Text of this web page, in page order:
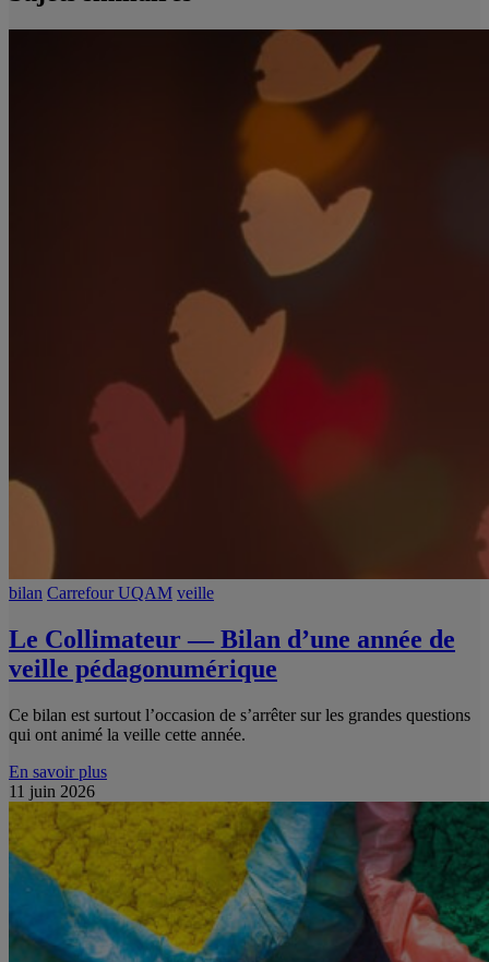
bilan Carrefour UQAM veille
Le Collimateur — Bilan d’une année de
veille pédagonumérique
Ce bilan est surtout l’occasion de s’arrêter sur les grandes questions
qui ont animé la veille cette année.
En savoir plus
11 juin 2026